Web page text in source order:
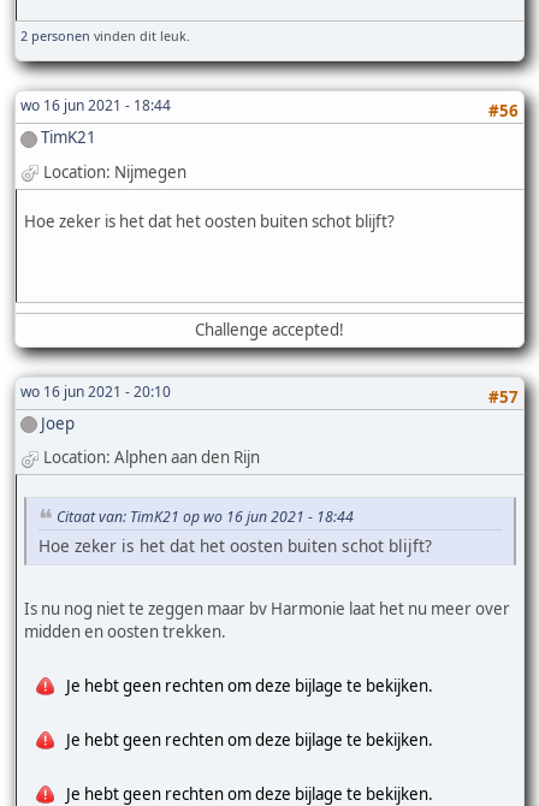
2 personen vinden dit leuk.
wo 16 jun 2021 - 18:44
#56
TimK21
Location: Nijmegen
Hoe zeker is het dat het oosten buiten schot blijft?
Challenge accepted!
wo 16 jun 2021 - 20:10
#57
Joep
Location: Alphen aan den Rijn
Citaat van: TimK21 op wo 16 jun 2021 - 18:44
Hoe zeker is het dat het oosten buiten schot blijft?
Is nu nog niet te zeggen maar bv Harmonie laat het nu meer over
midden en oosten trekken.
Je hebt geen rechten om deze bijlage te bekijken.
Je hebt geen rechten om deze bijlage te bekijken.
Je hebt geen rechten om deze bijlage te bekijken.